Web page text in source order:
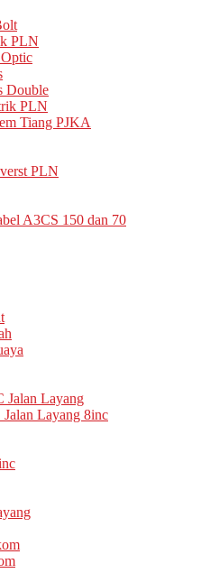
PLN
Double
PLN
Tiang PJKA
PLN
A3CS 150 dan 70
Jalan Layang
Layang 8inc